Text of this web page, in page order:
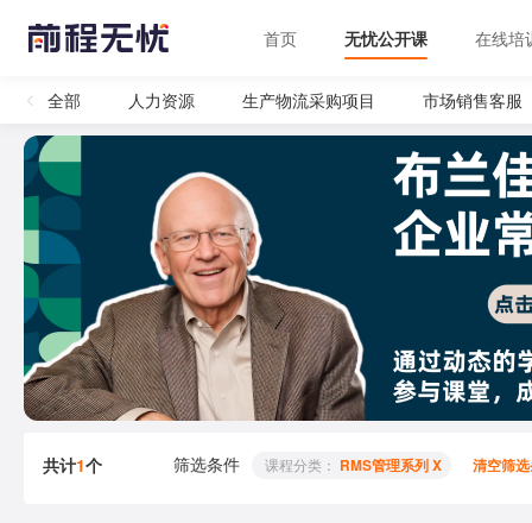
首页 无忧公开课 在线培
全部 人力资源 生产物流采购项目 市场销售客服
共计1个 筛选条件 课程分类： RMS管理系列 X 清空筛